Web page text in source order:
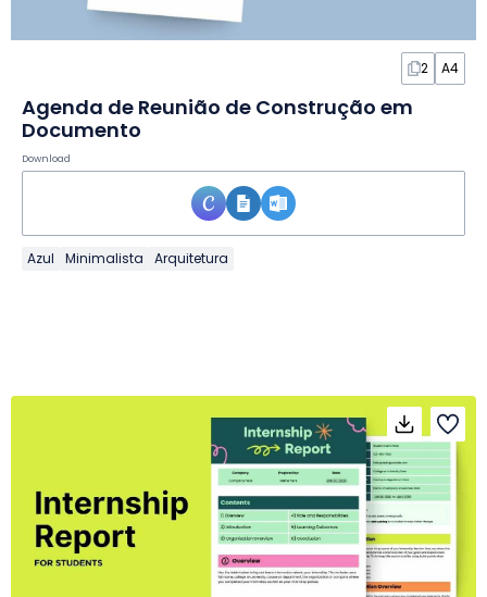
2 A4
Agenda de Reunião de Construção em
Documento
Download
Azul Minimalista Arquitetura